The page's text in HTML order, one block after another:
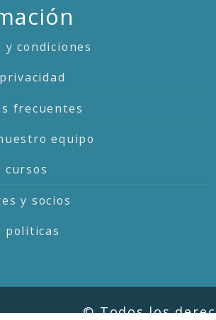
y condiciones
frecuentes
equipo
cursos
y socios
políticas
© Todos los